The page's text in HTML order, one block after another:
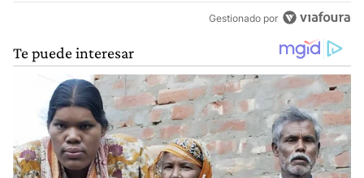
Gestionado por